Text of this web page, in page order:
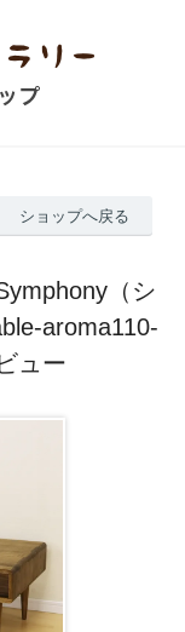
ショップへ戻る
（シ
aroma110-
ュー